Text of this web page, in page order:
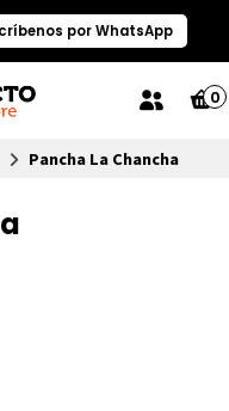
por WhatsApp
0
Pancha La Chancha